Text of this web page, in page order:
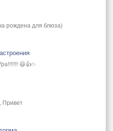
рождена для блюза)
😃👍✨
Привет